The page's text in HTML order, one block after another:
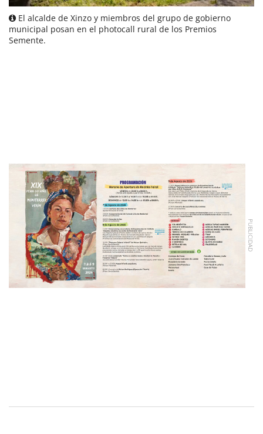
El alcalde de Xinzo y miembros del grupo de gobierno
municipal posan en el photocall rural de los Premios
Semente.